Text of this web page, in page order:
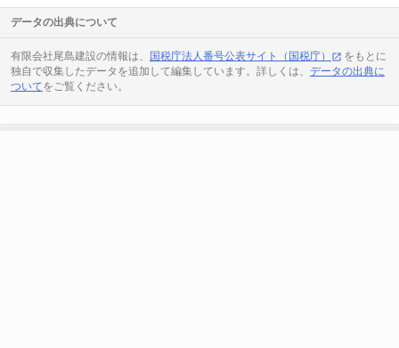
データの出典について
有限会社尾島建設の情報は、 国税庁法人番号公表サイト（国税庁）
をもとに
独自で収集したデータを追加して編集しています。詳しくは、 データの出典に
ついてをご覧ください。